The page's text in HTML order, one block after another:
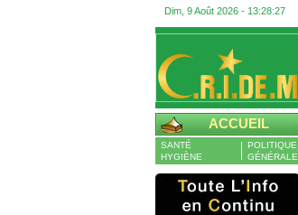
Dim, 9 Août 2026 - 13:28:28
ACCUEIL
SANTÉ
HYGIÈNE
POLITIQUE
GÉNÉRALE